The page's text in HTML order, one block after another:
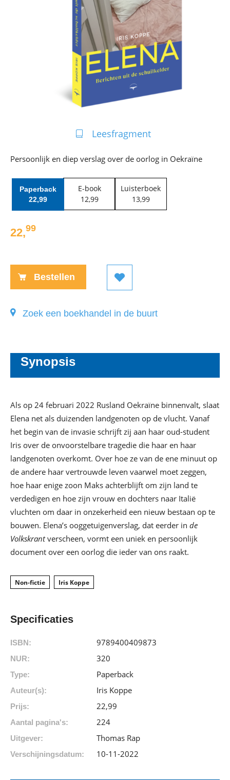
Persoonlijk en diep verslag over de oorlog in Oekraïne
Paperback
22,99
E-book
12,99
Luisterboek
13,99
Paperback:
22,99
Bestellen
Zoek een boekhandel in de buurt
Leesfragment
Synopsis
Als op 24 februari 2022 Rusland Oekraïne binnenvalt, slaat
Elena net als duizenden landgenoten op de vlucht. Vanaf
het begin van de invasie schrijft zij aan haar oud-student
Iris over de onvoorstelbare tragedie die haar en haar
landgenoten overkomt. Over hoe ze van de ene minuut op
de andere haar vertrouwde leven vaarwel moet zeggen,
hoe haar enige zoon Maks achterblijft om zijn land te
verdedigen en hoe zijn vrouw en dochters naar Italië
vluchten om daar in onzekerheid een nieuw bestaan op te
bouwen. Elena’s ooggetuigenverslag, dat eerder in de
Volkskrantverscheen, vormt een uniek en persoonlijk
document over een oorlog die ieder van ons raakt.
Non-fictie Iris Koppe
Specificaties
ISBN: 9789400409873
NUR: 320
Type: Paperback
Auteur(s): Iris Koppe
Prijs: 22,99
Aantal pagina's: 224
Uitgever: Thomas Rap
Verschijningsdatum: 10-11-2022